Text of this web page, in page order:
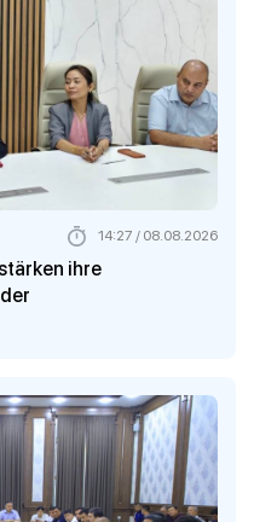
ihre
14:27 / 08.08.2026